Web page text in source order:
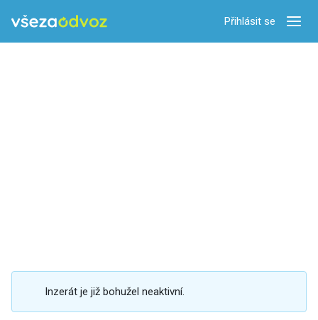
Přihlásit se
Inzerát je již bohužel neaktivní.